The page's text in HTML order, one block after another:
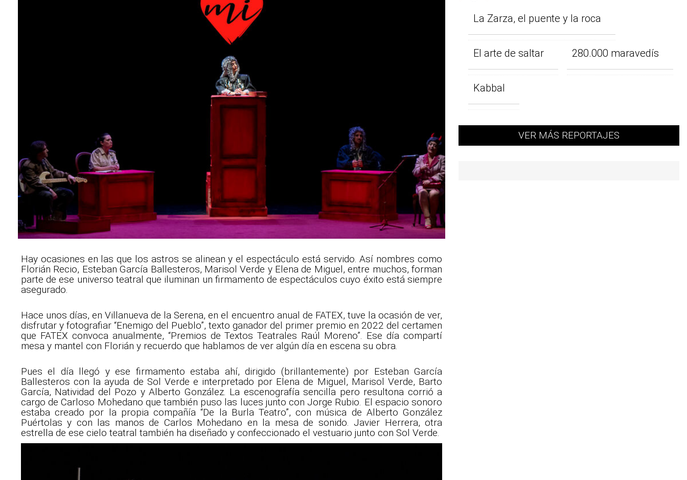
Hay ocasiones en las que los astros se alinean y el espectáculo está servido. Así nombres como
Florián Recio, Esteban García Ballesteros, Marisol Verde y Elena de Miguel, entre muchos, forman
parte de ese universo teatral que iluminan un firmamento de espectáculos cuyo éxito está siempre
asegurado.
Hace unos días, en Villanueva de la Serena, en el encuentro anual de FATEX, tuve la ocasión de ver,
disfrutar y fotografiar “Enemigo del Pueblo”, texto ganador del primer premio en 2022 del certamen
que FATEX convoca anualmente, “Premios de Textos Teatrales Raúl Moreno”. Ese día compartí
mesa y mantel con Florián y recuerdo que hablamos de ver algún día en escena su obra.
Pues el día llegó y ese firmamento estaba ahí, dirigido (brillantemente) por Esteban García
Ballesteros con la ayuda de Sol Verde e interpretado por Elena de Miguel, Marisol Verde, Barto
García, Natividad del Pozo y Alberto González. La escenografía sencilla pero resultona corrió a
cargo de Carloso Mohedano que también puso las luces junto con Jorge Rubio. El espacio sonoro
estaba creado por la propia compañía “De la Burla Teatro”, con música de Alberto González
Puértolas y con las manos de Carlos Mohedano en la mesa de sonido. Javier Herrera, otra
estrella de ese cielo teatral también ha diseñado y confeccionado el vestuario junto con Sol Verde.
La Zarza, el puente y la roca
El arte de saltar 280.000 maravedís
Kabbal
VER MÁS REPORTAJES